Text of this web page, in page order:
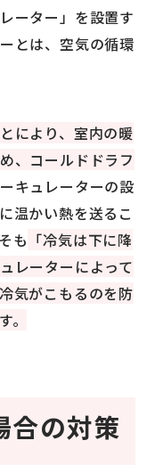
ーター」を設置す
とは、空気の循環
により、室内の暖
、コールドドラフ
キュレーターの設
温かい熱を送るこ
も 「冷気は下に降
レーターによって
気がこもるのを防
合の対策